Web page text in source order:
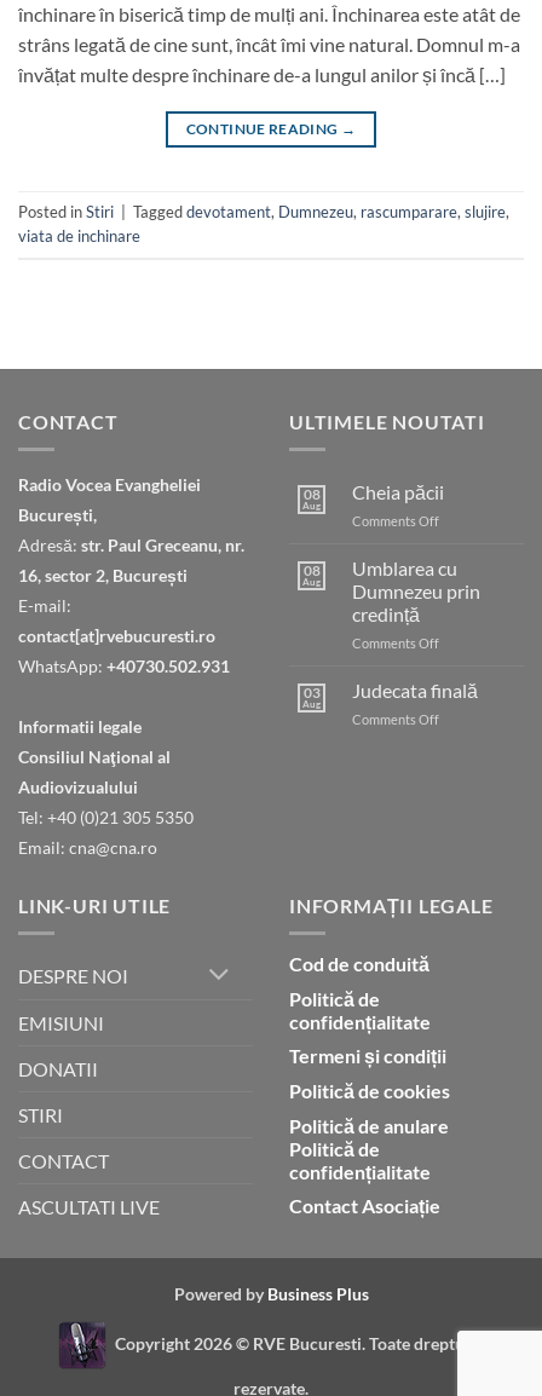
închinare în biserică timp de mulți ani. Închinarea este atât de
strâns legată de cine sunt, încât îmi vine natural. Domnul m-a
învățat multe despre închinare de-a lungul anilor și încă […]
CONTINUE READING →
Posted inStiri Taggeddevotament, Dumnezeu, rascumparare, slujire,
viata de inchinare
CONTACT
Radio Vocea Evangheliei
București,
Adresă: str. Paul Greceanu, nr.
16, sector 2, București
E-mail:
contact[at]rvebucuresti.ro
WhatsApp: +40730.502.931
Informatii legale
Consiliul Naţional al
Audiovizualului
Tel: +40 (0)21 305 5350
Email: cna@cna.ro
ULTIMELE NOUTATI
08
Aug
Cheia păcii
Comments Offon
08
Aug
Umblarea cu
Dumnezeu prin
credință
Comments Offon
cu
Dumnezeu
prin
03
Aug
Judecata finală
Comments Offon
LINK-URI UTILE
DESPRE NOI
EMISIUNI
DONATII
STIRI
CONTACT
ASCULTATI LIVE
INFORMAȚII LEGALE
Cod de conduită
Politică de
confidențialitate
Termeni și condiții
Politică de cookies
Politică de anulare
Politică de
confidențialitate
Contact Asociație
Powered by Business Plus
Copyright 2026 © RVE Bucuresti. Toate drepturile
rezervate.